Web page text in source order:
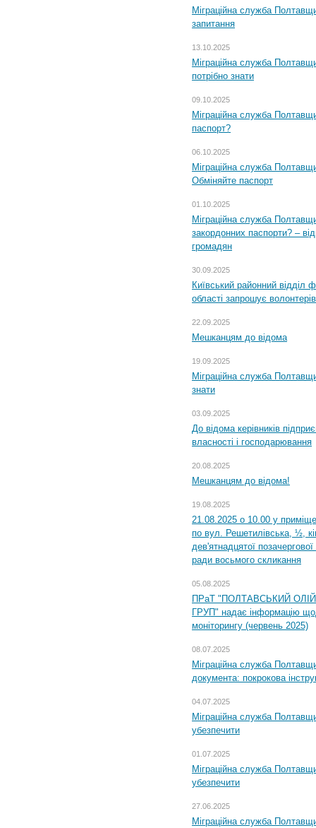
Міграційна служба
запитання
13.10.2025
Міграційна служба
потрібно знати
09.10.2025
Міграційна служба
паспорт?
06.10.2025
Міграційна служба
Обміняйте паспорт
01.10.2025
Міграційна служба
закордонних паспорти? –
громадян
30.09.2025
Київський районний відділ
області запрошує
22.09.2025
Мешканцям до відома
19.09.2025
Міграційна служба
знати
03.09.2025
До відома керівників
власності і господарювання
20.08.2025
Мешканцям до відома!
19.08.2025
21.08.2025 о 10.00 у
по вул. Решетилівська, ½,
дев'ятнадцятої
ради восьмого скликання
05.08.2025
ПРаТ "ПОЛТАВСЬКИЙ
ГРУП" надає інформацію
моніторингу (червень 2025)
08.07.2025
Міграційна служба
документа: покрокова
04.07.2025
Міграційна служба
убезпечити
01.07.2025
Міграційна служба
убезпечити
27.06.2025
Міграційна служба